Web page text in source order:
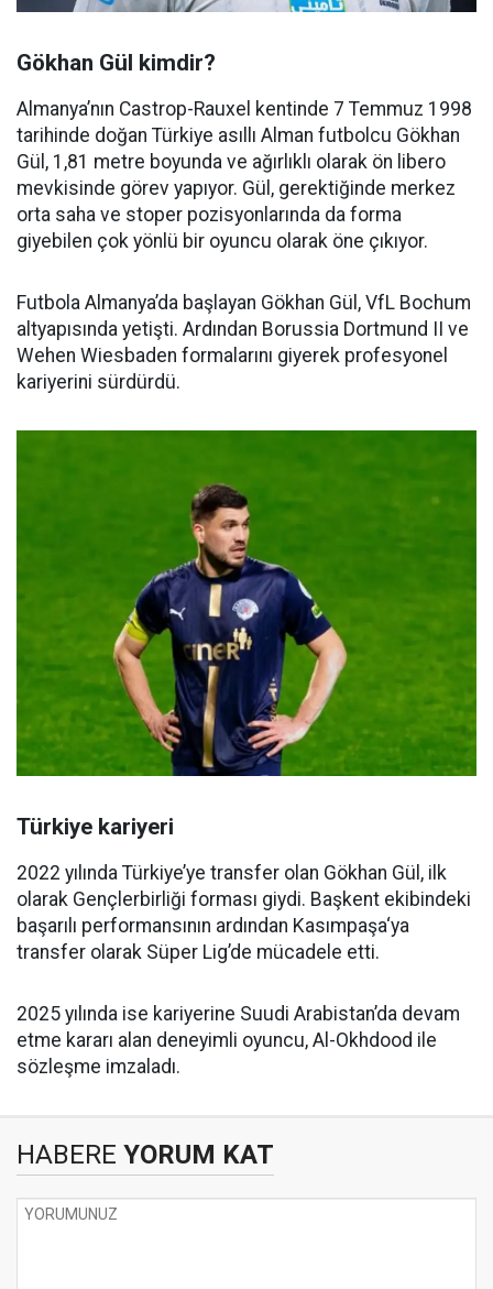
Gökhan Gül kimdir?
Almanya’nın Castrop-Rauxel kentinde 7 Temmuz 1998
tarihinde doğan Türkiye asıllı Alman futbolcu Gökhan
Gül, 1,81 metre boyunda ve ağırlıklı olarak ön libero
mevkisinde görev yapıyor. Gül, gerektiğinde merkez
orta saha ve stoper pozisyonlarında da forma
giyebilen çok yönlü bir oyuncu olarak öne çıkıyor.
Futbola Almanya’da başlayan Gökhan Gül, VfL Bochum
altyapısında yetişti. Ardından Borussia Dortmund II ve
Wehen Wiesbaden formalarını giyerek profesyonel
kariyerini sürdürdü.
Türkiye kariyeri
2022 yılında Türkiye’ye transfer olan Gökhan Gül, ilk
olarak Gençlerbirliği forması giydi. Başkent ekibindeki
başarılı performansının ardından Kasımpaşa‘ya
transfer olarak Süper Lig’de mücadele etti.
2025 yılında ise kariyerine Suudi Arabistan’da devam
etme kararı alan deneyimli oyuncu, Al-Okhdood ile
sözleşme imzaladı.
HABERE YORUM KAT